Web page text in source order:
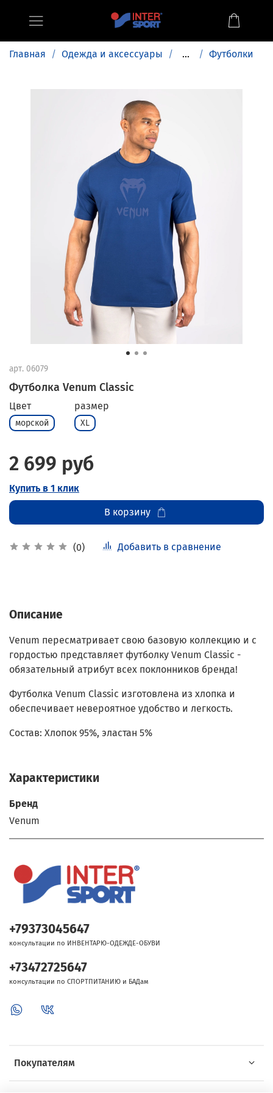
Главная Одежда и аксессуары ... Футболки
арт. 06079
Футболка Venum Classic
(0) Добавить в сравнение
Цвет
морской
размер
XL
2 699 руб
Купить в 1 клик
В корзину
Описание
Venum пересматривает свою базовую коллекцию и с
гордостью представляет футболку Venum Classic -
обязательный атрибут всех поклонников бренда!
Футболка Venum Classic изготовлена из хлопка и
обеспечивает невероятное удобство и легкость.
Состав: Хлопок 95%, эластан 5%
Характеристики
Бренд
Venum
Покупателям
+79373045647
консультации по ИНВЕНТАРЮ-ОДЕЖДЕ-ОБУВИ
+73472725647
консультации по СПОРТПИТАНИЮ и БАДам